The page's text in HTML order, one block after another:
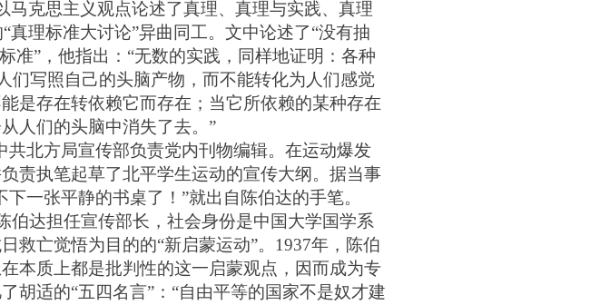
马克思主义观点论述了真理、真理与实践、真理
“真理标准大讨论”异曲同工。文中论述了“没有抽
准”，他指出：“无数的实践，同样地证明：各种
们写照自己的头脑产物，而不能转化为人们感觉
是存在转依赖它而存在；当它所依赖的某种存在
人们的头脑中消失了去。”
共北方局宣传部负责党内刊物编辑。在运动爆发
责执笔起草了北平学生运动的宣传大纲。据当事
一张平静的书桌了！”就出自陈伯达的手笔。
伯达担任宣传部长，社会身份是中国大学国学系
救亡觉悟为目的的“新启蒙运动”。1937年，陈伯
本质上都是批判性的这一启蒙观点，因而成为专
胡适的“五四名言”：“自由平等的国家不是奴才建